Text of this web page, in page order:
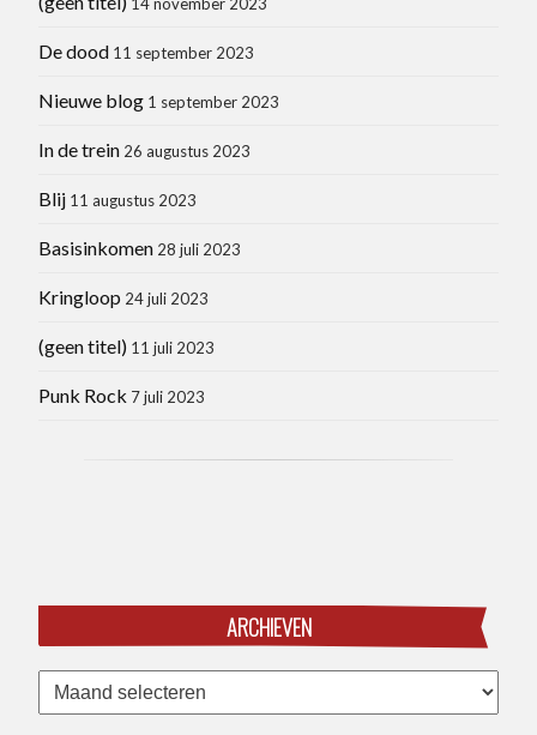
De dood 11 september 2023
Nieuwe blog 1 september 2023
In de trein 26 augustus 2023
Blij 11 augustus 2023
Basisinkomen 28 juli 2023
Kringloop 24 juli 2023
(geen titel) 11 juli 2023
Punk Rock 7 juli 2023
ARCHIEVEN
Archieven